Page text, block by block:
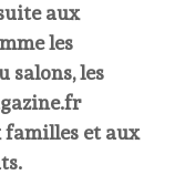
aux
les
salons, les
familles et aux